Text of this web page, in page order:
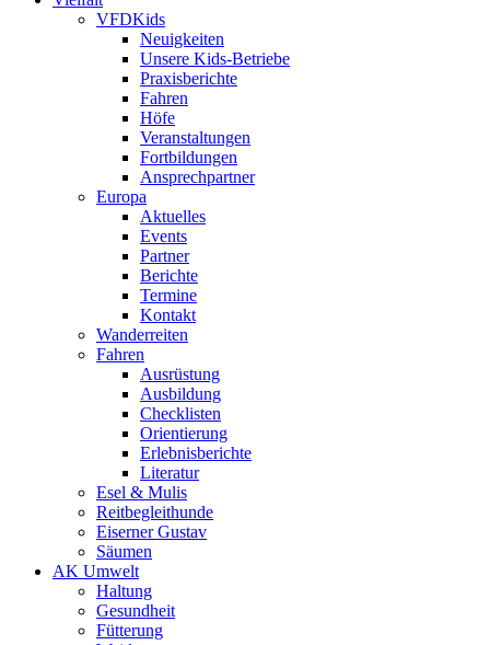
VFDKids
Neuigkeiten
Unsere Kids-Betriebe
Praxisberichte
Fahren
Höfe
Veranstaltungen
Fortbildungen
Ansprechpartner
Europa
Aktuelles
Events
Partner
Berichte
Termine
Kontakt
Wanderreiten
Fahren
Ausrüstung
Ausbildung
Checklisten
Orientierung
Erlebnisberichte
Literatur
Esel & Mulis
Reitbegleithunde
Eiserner Gustav
Säumen
AK Umwelt
Haltung
Gesundheit
Fütterung